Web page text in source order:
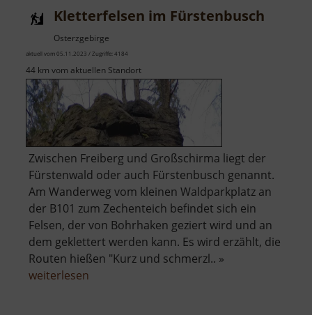
Kletterfelsen im Fürstenbusch
Osterzgebirge
aktuell vom 05.11.2023 / Zugriffe: 4184
44 km vom aktuellen Standort
Zwischen Freiberg und Großschirma liegt der
Fürstenwald oder auch Fürstenbusch genannt.
Am Wanderweg vom kleinen Waldparkplatz an
der B101 zum Zechenteich befindet sich ein
Felsen, der von Bohrhaken geziert wird und an
dem geklettert werden kann. Es wird erzählt, die
Routen hießen "Kurz und schmerzl.. »
weiterlesen